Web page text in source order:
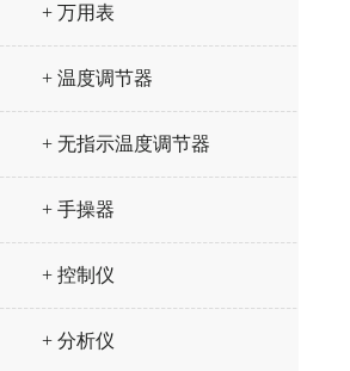
+ 万用表
+ 温度调节器
+ 无指示温度调节器
+ 手操器
+ 控制仪
+ 分析仪